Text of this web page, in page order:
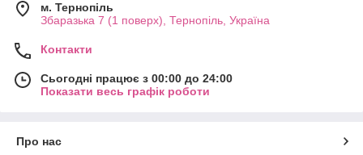
м. Тернопіль
Збаразька 7 (1 поверх), Тернопіль, Україна
Контакти
Сьогодні працює з 00:00 до 24:00
Показати весь графік роботи
Про нас